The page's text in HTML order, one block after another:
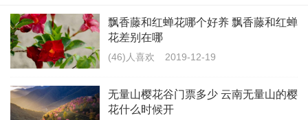
搬家。
2020年腊八节黄历：
公元2020年1月2日，星期四，农历二零一九年十二月
（大）初八，冲狗（戊戍）煞南，黄道定日
飘香藤和红蝉花哪个好养 飘香藤和红蝉
花差别在哪
(46)人喜欢 2019-12-19
无量山樱花谷门票多少 云南无量山的樱
花什么时候开